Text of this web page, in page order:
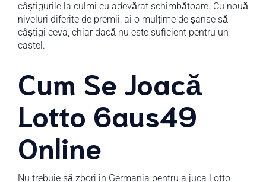
câștigurile la culmi cu adevărat schimbătoare. Cu nouă
niveluri diferite de premii, ai o mulțime de șanse să
câștigi ceva, chiar dacă nu este suficient pentru un
castel.
Cum Se Joacă
Lotto 6aus49
Online
Nu trebuie să zbori în Germania pentru a juca Lotto